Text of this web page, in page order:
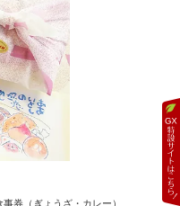
券（ぎょうざ・カレー）